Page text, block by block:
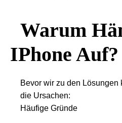
Warum
IPhone Auf?
Bevor wir zu den
die Ursachen:
Häufige Gründe